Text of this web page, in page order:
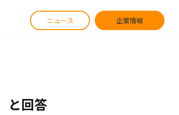
ニュース 企業情報
と回答